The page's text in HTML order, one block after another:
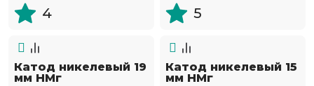
4 5
Катод никелевый 19
мм НМг
Катод никелевый 15
мм НМг